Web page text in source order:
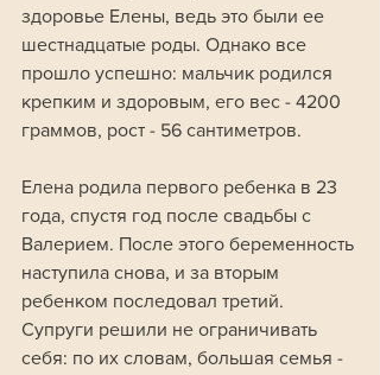
здоровье Елены, ведь это были ее
шестнадцатые роды. Однако все
прошло успешно: мальчик родился
крепким и здоровым, его вес - 4200
граммов, рост - 56 сантиметров.
Елена родила первого ребенка в 23
года, спустя год после свадьбы с
Валерием. После этого беременность
наступила снова, и за вторым
ребенком последовал третий.
Супруги решили не ограничивать
себя: по их словам, большая семья -